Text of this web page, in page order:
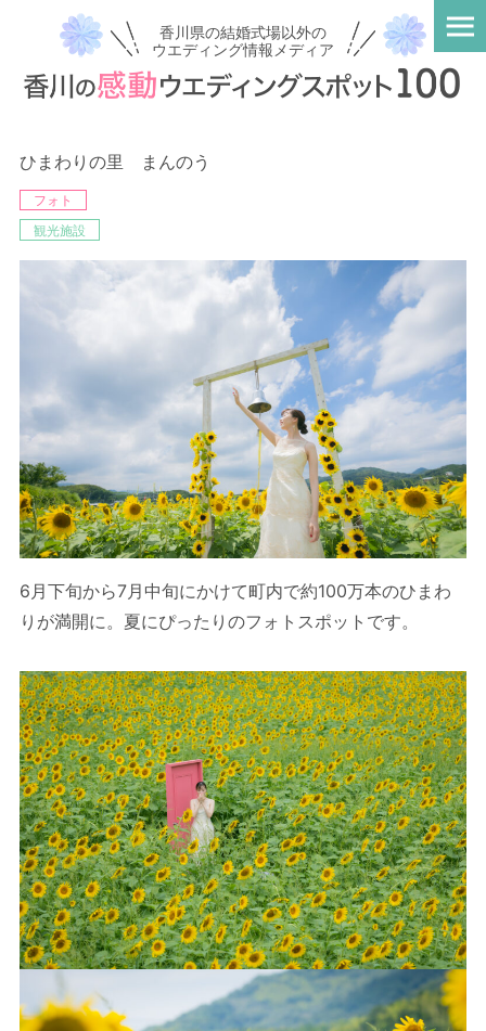
香川県の結婚式場以外の
ウエディング情報メディア
ひまわりの里 まんのう
フォト
観光施設
6月下旬から7月中旬にかけて町内で約100万本のひまわ
りが満開に。夏にぴったりのフォトスポットです。